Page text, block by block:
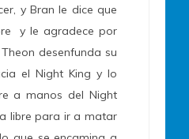
y Bran le dice que
y le agradece por
desenfunda su
el Night King y lo
a manos del Night
libre para ir a matar